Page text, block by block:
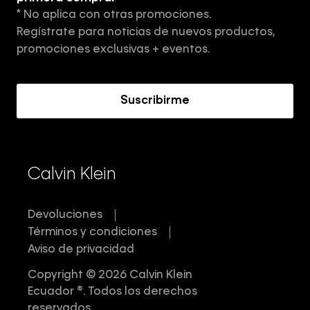
Aviso de privacidad
Términos y Condiciones
* No aplica con otras promociones.
Regístrate para noticias de nuevos productos,
promociones exclusivas + eventos.
Suscribirme
Calvin Klein
Devoluciones
Términos y condiciones
Aviso de privacidad
Copyright © 2026 Calvin Klein
Ecuador ®. Todos los derechos